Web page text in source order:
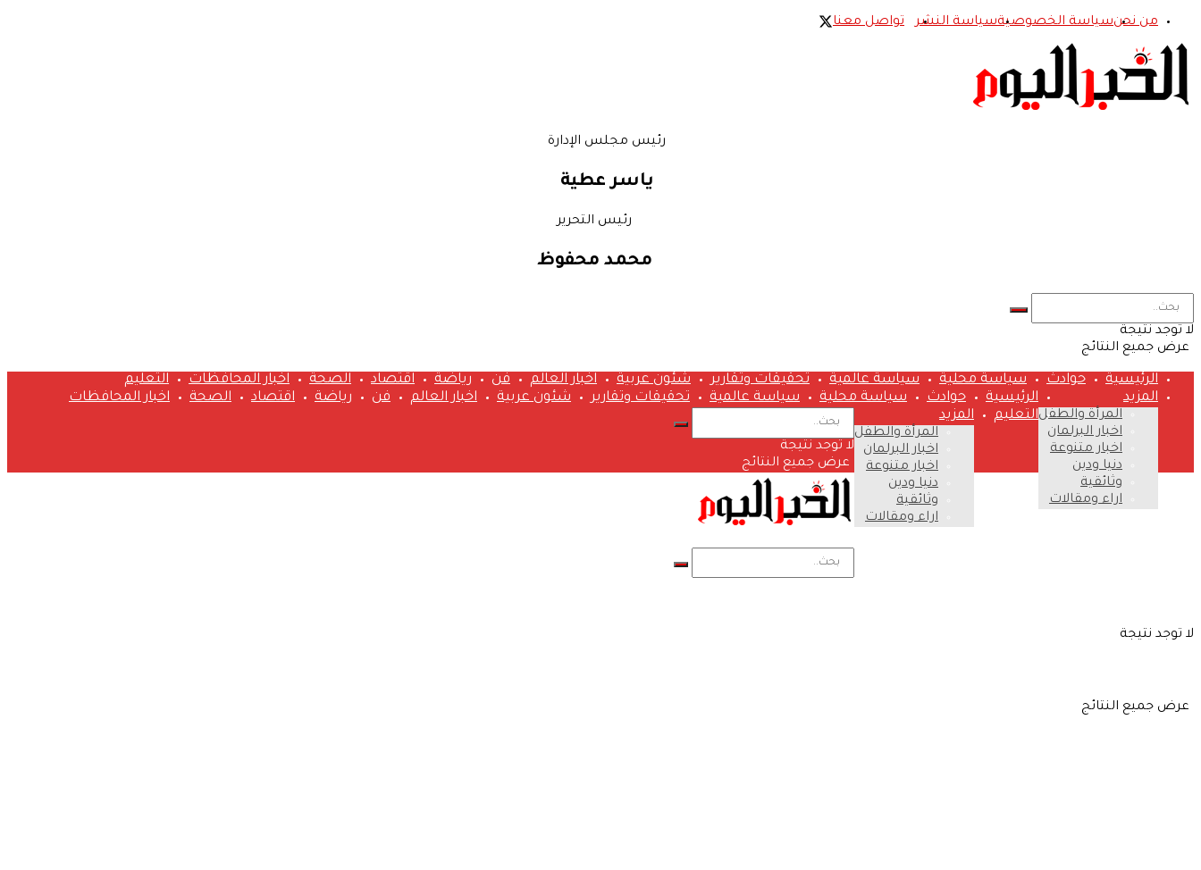
من نحنسياسة الخصوصيةسياسة النشر تواصل معنا
رئيس مجلس الإدارة
ياسر عطية
رئيس التحرير
محمد محفوظ
لا توجد نتيجة
عرض جميع النتائج
الرئيسية حوادث سياسة محلية سياسة عالمية تحقيقات وتقارير شئون عربية اخبار العالم فن رياضة اقتصاد الصحة اخبار المحافظات
التعليم
المزيد
المرأة والطفل
اخبار البرلمان
اخبار متنوعة
دنيا ودين
وثائقية
اراء ومقالات
الرئيسية حوادث سياسة محلية سياسة عالمية تحقيقات وتقارير شئون عربية اخبار العالم فن رياضة اقتصاد الصحة
اخبار المحافظات
التعليم
المزيد
المرأة والطفل
اخبار البرلمان
اخبار متنوعة
دنيا ودين
وثائقية
اراء ومقالات
لا توجد نتيجة
عرض جميع النتائج
لا توجد نتيجة
عرض جميع النتائج